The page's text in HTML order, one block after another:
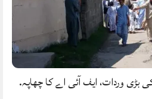
بڑی وردات، ایف آئی اے کا چھاپہ.